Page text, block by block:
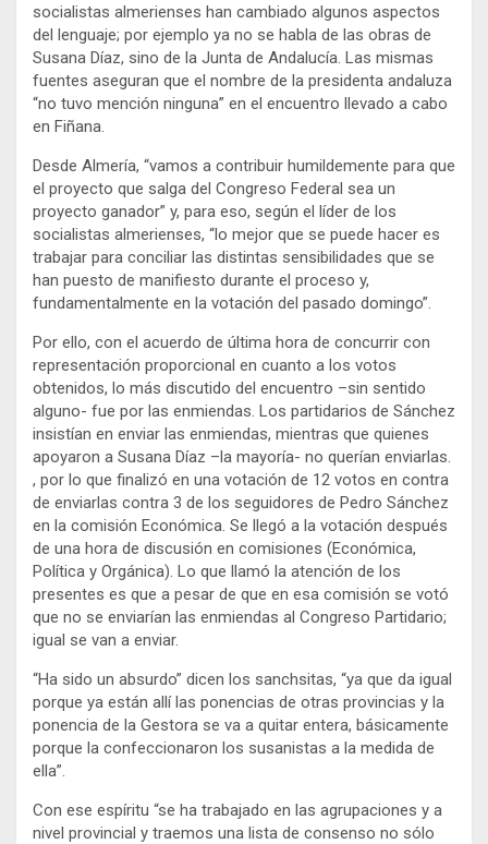
socialistas almerienses han cambiado algunos aspectos
del lenguaje; por ejemplo ya no se habla de las obras de
Susana Díaz, sino de la Junta de Andalucía. Las mismas
fuentes aseguran que el nombre de la presidenta andaluza
“no tuvo mención ninguna” en el encuentro llevado a cabo
en Fiñana.
Desde Almería, “vamos a contribuir humildemente para que
el proyecto que salga del Congreso Federal sea un
proyecto ganador” y, para eso, según el líder de los
socialistas almerienses, “lo mejor que se puede hacer es
trabajar para conciliar las distintas sensibilidades que se
han puesto de manifiesto durante el proceso y,
fundamentalmente en la votación del pasado domingo”.
Por ello, con el acuerdo de última hora de concurrir con
representación proporcional en cuanto a los votos
obtenidos, lo más discutido del encuentro –sin sentido
alguno- fue por las enmiendas. Los partidarios de Sánchez
insistían en enviar las enmiendas, mientras que quienes
apoyaron a Susana Díaz –la mayoría- no querían enviarlas.
, por lo que finalizó en una votación de 12 votos en contra
de enviarlas contra 3 de los seguidores de Pedro Sánchez
en la comisión Económica. Se llegó a la votación después
de una hora de discusión en comisiones (Económica,
Política y Orgánica). Lo que llamó la atención de los
presentes es que a pesar de que en esa comisión se votó
que no se enviarían las enmiendas al Congreso Partidario;
igual se van a enviar.
“Ha sido un absurdo” dicen los sanchsitas, “ya que da igual
porque ya están allí las ponencias de otras provincias y la
ponencia de la Gestora se va a quitar entera, básicamente
porque la confeccionaron los susanistas a la medida de
ella”.
Con ese espíritu “se ha trabajado en las agrupaciones y a
nivel provincial y traemos una lista de consenso no sólo